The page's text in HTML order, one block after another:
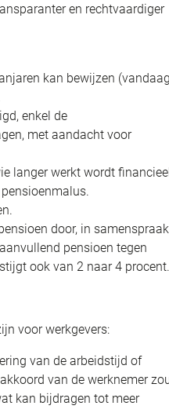
en rechtvaardiger
kan bewijzen (vandaag
enkel de
met aandacht voor
langer werkt wordt
door, in samenspraak
pensioen tegen
ook van 2 naar 4 procent.
voor werkgevers:
van de arbeidstijd of
van de werknemer
kan bijdragen tot meer